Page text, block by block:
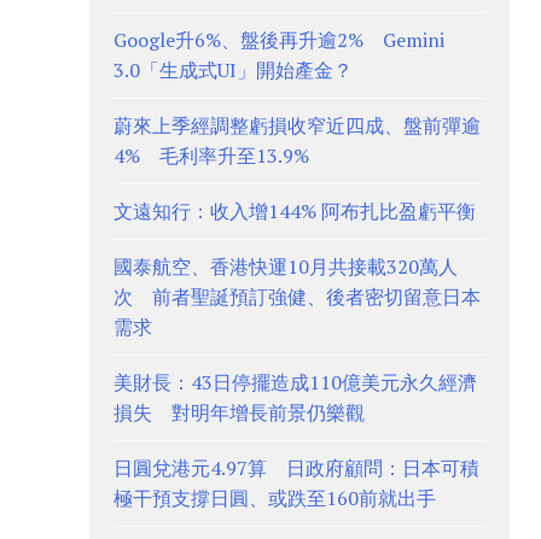
Google升6%、盤後再升逾2% Gemini
3.0「生成式UI」開始產金？
蔚來上季經調整虧損收窄近四成、盤前彈逾
4% 毛利率升至13.9%
文遠知行：收入增144% 阿布扎比盈虧平衡
國泰航空、香港快運10月共接載320萬人
次 前者聖誕預訂強健、後者密切留意日本
需求
美財長：43日停擺造成110億美元永久經濟
損失 對明年增長前景仍樂觀
日圓兌港元4.97算 日政府顧問：日本可積
極干預支撐日圓、或跌至160前就出手